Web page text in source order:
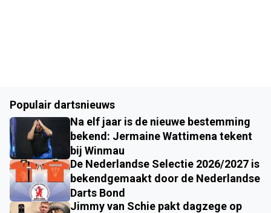
Populair dartsnieuws
Na elf jaar is de nieuwe bestemming
bekend: Jermaine Wattimena tekent
bij Winmau
De Nederlandse Selectie 2026/2027 is
bekendgemaakt door de Nederlandse
Darts Bond
Jimmy van Schie pakt dagzege op